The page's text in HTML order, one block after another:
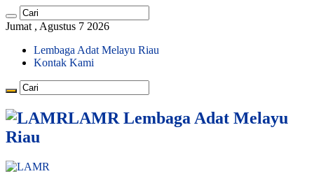
Jumat , Agustus 7 2026
Lembaga Adat Melayu Riau
Kontak Kami
LAMR Lembaga Adat Melayu
Riau